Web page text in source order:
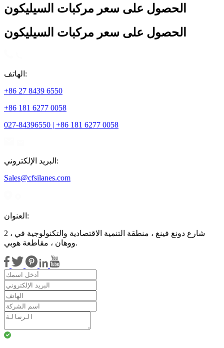
الحصول على سعر مركبات السيليكون
الحصول على سعر مركبات السيليكون
الهاتف:
+86 27 8439 6550
+86 181 6277 0058
027-84396550 | +86 181 6277 0058
البريد الإلكتروني:
Sales@cfsilanes.com
العنوان:
2 ، شارع دونغ فينغ ، منطقة التنمية الاقتصادية والتكنولوجية في
ووهان ، مقاطعة هوبي.